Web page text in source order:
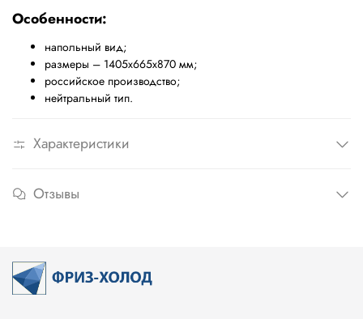
Особенности:
напольный вид;
размеры – 1405х665х870 мм;
российское производство;
нейтральный тип.
Характеристики
Отзывы